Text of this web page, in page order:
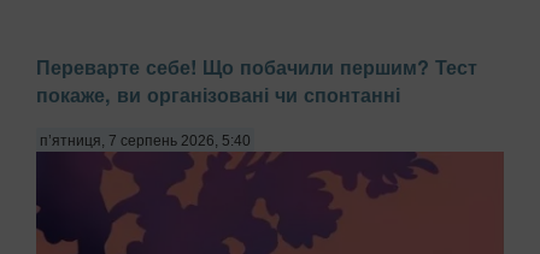
Переварте себе! Що побачили першим? Тест
покаже, ви організовані чи спонтанні
п’ятниця, 7 серпень 2026, 5:40